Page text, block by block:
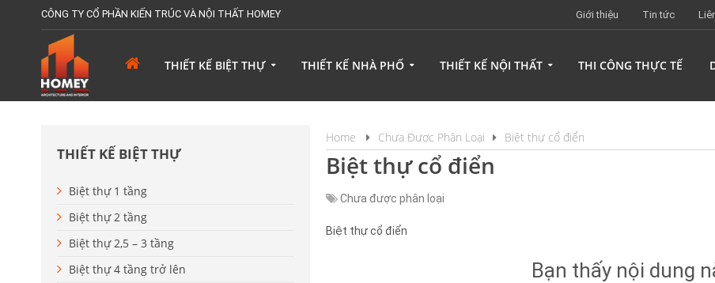
CÔNG TY CỔ PHẦN KIẾN TRÚC VÀ NỘI THẤT HOMEY Giới thiệu Tin tức
THIẾT KẾ BIỆT THỰ THIẾT KẾ NHÀ PHỐ THIẾT KẾ NỘI THẤT THI CÔNG THỰC TẾ
Home Chưa Được Phân Loại Biệt thự cổ điển
Biệt thự cổ điển
Chưa được phân loại
Biệt thự cổ điển
Bạn thấy nội dung
THIẾT KẾ BIỆT THỰ
Biệt thự 1 tầng
Biệt thự 2 tầng
Biệt thự 2,5 – 3 tầng
Biệt thự 4 tầng trở lên